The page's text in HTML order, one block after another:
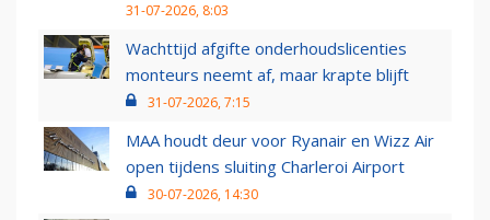
31-07-2026, 8:03
Wachttijd afgifte onderhoudslicenties
monteurs neemt af, maar krapte blijft
31-07-2026, 7:15
MAA houdt deur voor Ryanair en Wizz Air
open tijdens sluiting Charleroi Airport
30-07-2026, 14:30